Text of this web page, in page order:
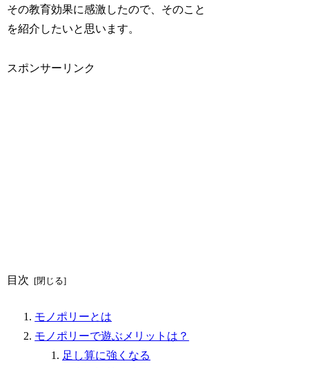
その教育効果に感激したので、そのこと
を紹介したいと思います。
スポンサーリンク
目次
モノポリーとは
モノポリーで遊ぶメリットは？
足し算に強くなる